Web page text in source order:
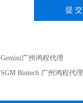
​Gemini广州鸿程代理
SGM Biotech 广州鸿程代理